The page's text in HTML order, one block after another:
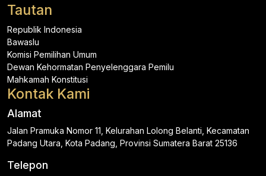
Tautan
Republik Indonesia
Bawaslu
Komisi Pemilihan Umum
Dewan Kehormatan Penyelenggara Pemilu
Mahkamah Konstitusi
Kontak Kami
Alamat
Jalan Pramuka Nomor 11, Kelurahan Lolong Belanti, Kecamatan
Padang Utara, Kota Padang, Provinsi Sumatera Barat 25136
Telepon